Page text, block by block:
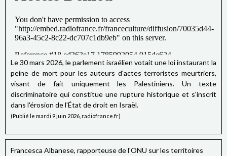
Le 30 mars 2026, le parlement israélien votait une loi instaurant la
peine de mort pour les auteurs d'actes terroristes meurtriers,
visant de fait uniquement les Palestiniens. Un texte
discriminatoire qui constitue une rupture historique et s'inscrit
dans l'érosion de l'État de droit en Israël.
(Publié le mardi 9 juin 2026, radiofrance.fr)
Francesca Albanese, rapporteuse de l'ONU sur les territoires